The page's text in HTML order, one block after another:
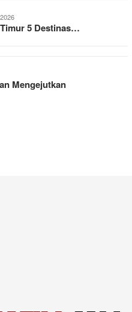
5 Destinas…
Mengejutkan